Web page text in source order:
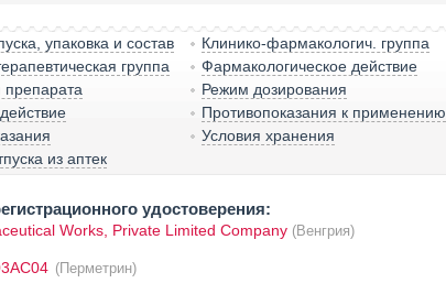
упаковка и состав
Клинико-фармакологич. группа
группа
Фармакологическое действие
препарата
Режим дозирования
Противопоказания к применению
Условия хранения
из аптек
удостоверения:
Works, Private Limited Company (Венгрия)
(Перметрин)